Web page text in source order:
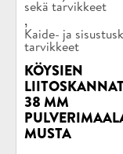
sekä tarvikkeet
,
Kaide- ja
tarvikkeet
KÖYSIEN
38 MM
MUSTA